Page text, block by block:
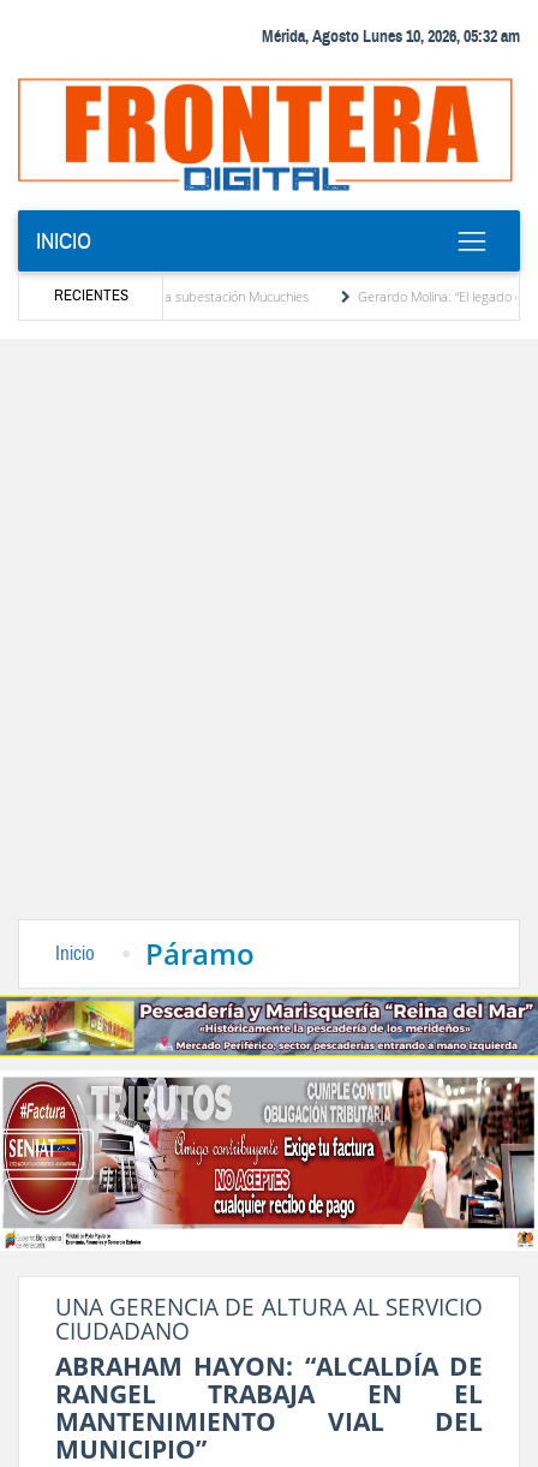
Mérida, Agosto Lunes 10, 2026, 05:32 am
INICIO
RECIENTES
la subestación Mucuchies
Gerardo Molina: “El legado de Alberto Adriani es una
Inicio Páramo
UNA GERENCIA DE ALTURA AL SERVICIO
CIUDADANO
ABRAHAM HAYON: “ALCALDÍA DE
RANGEL TRABAJA EN EL
MANTENIMIENTO VIAL DEL
MUNICIPIO”